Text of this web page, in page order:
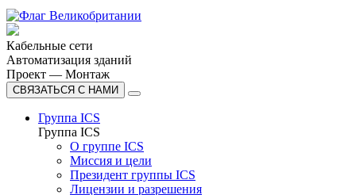
Кабельные сети
Автоматизация зданий
Проект — Монтаж
СВЯЗАТЬСЯ С НАМИ
Группа ICS
Группа ICS
О группе ICS
Миссия и цели
Президент группы ICS
Лицензии и разрешения